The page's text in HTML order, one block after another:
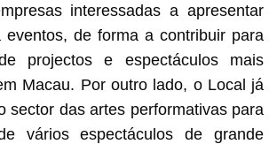
interessadas a apresentar
eventos, de forma a contribuir para
projectos e espectáculos mais
Macau. Por outro lado, o Local já
sector das artes performativas para
vários espectáculos de grande